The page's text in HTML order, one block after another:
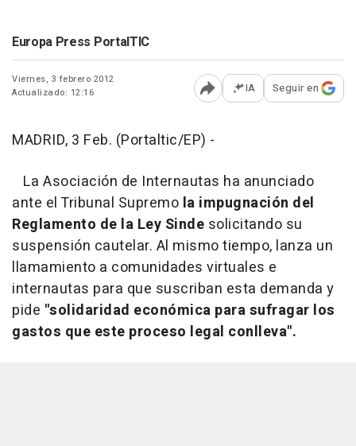
Europa Press PortalTIC
Viernes, 3 febrero 2012
Actualizado: 12:16
Abrir opciones para
IA Seguir en
MADRID, 3 Feb. (Portaltic/EP) -
La Asociación de Internautas ha anunciado
ante el Tribunal Supremo la impugnación del
Reglamento de la Ley Sinde solicitando su
suspensión cautelar. Al mismo tiempo, lanza un
llamamiento a comunidades virtuales e
internautas para que suscriban esta demanda y
pide "solidaridad económica para sufragar los
gastos que este proceso legal conlleva".